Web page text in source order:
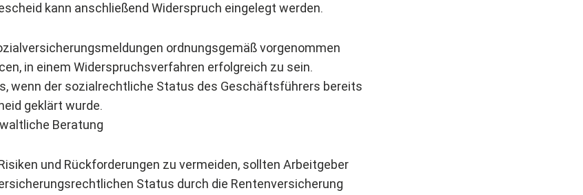
kann anschließend Widerspruch eingelegt werden.
ordnungsgemäß vorgenommen
in einem Widerspruchsverfahren erfolgreich zu sein.
wenn der sozialrechtliche Status des Geschäftsführers bereits
geklärt wurde.
Beratung
und Rückforderungen zu vermeiden, sollten Arbeitgeber
Status durch die Rentenversicherung